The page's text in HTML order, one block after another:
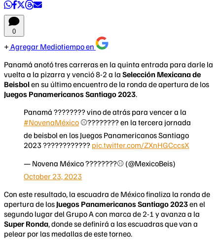
0
Agregar Mediotiempo en
Panamá anotó tres carreras en la quinta entrada para darle la
vuelta a la pizarra y venció 8-2 a la Selección Mexicana de
Beisbolen su último encuentro de la ronda de apertura de los
Juegos Panamericanos Santiago 2023.
Panamá ???????? vino de atrás para vencer a la
#NovenaMéxico ⚾️???????? en la tercera jornada
de beisbol en los Juegos Panamericanos Santiago
2023 ???????????? pic.twitter.com/ZXnHGCccsX
— Novena México ????????⚾ (@MexicoBeis)
October 23, 2023
Con este resultado, la escuadra de México finaliza la ronda de
apertura de los Juegos Panamericanos Santiago 2023en el
segundo lugar del Grupo A con marca de 2-1 y avanza a la
Super Ronda, donde se definirá a las escuadras que van a
pelear por las medallas de este torneo.